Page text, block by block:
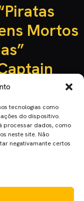
tecnologias como
do dispositivo.
processar dados, como
neste site. Não
negativamante certos
Mortos